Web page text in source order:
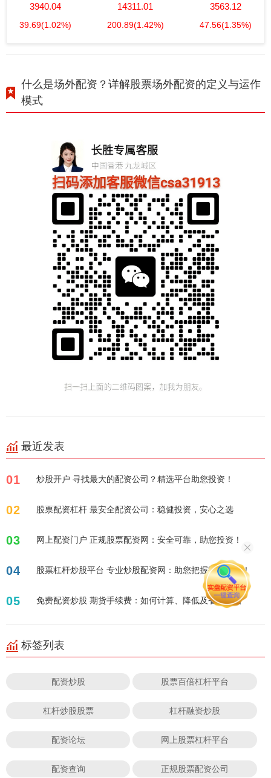
3940.04
39.69(1.02%)
14311.01
200.89(1.42%)
3563.12
47.56(1.35%)
什么是场外配资？详解股票场外配资的定义与运作
模式
最近发表
01 炒股开户 寻找最大的配资公司？精选平台助您投资！
02 股票配资杠杆 最安全配资公司：稳健投资，安心之选
03 网上配资门户 正规股票配资网：安全可靠，助您投资！
04 股票杠杆炒股平台 专业炒股配资网：助您把握投资先机！
05 免费配资炒股 期货手续费：如何计算、降低及省钱攻略
标签列表
配资炒股 股票百倍杠杆平台
杠杆炒股股票 杠杆融资炒股
配资论坛 网上股票杠杆平台
配资查询 正规股票配资公司